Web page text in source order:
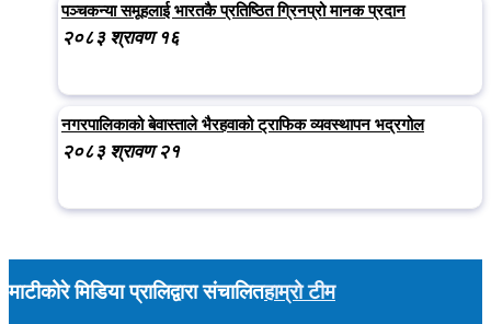
पञ्चकन्या समूहलाई भारतकै प्रतिष्ठित ग्रिनप्रो मानक प्रदान
२०८३ श्रावण १६
नगरपालिकाको बेवास्ताले भैरहवाको ट्राफिक व्यवस्थापन भद्रगोल
२०८३ श्रावण २१
माटीकोरे मिडिया प्रालिद्वारा संचालितहाम्रो टीम